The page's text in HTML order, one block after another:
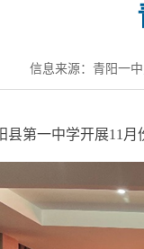
信息来源：青阳一
第一中学开展11月